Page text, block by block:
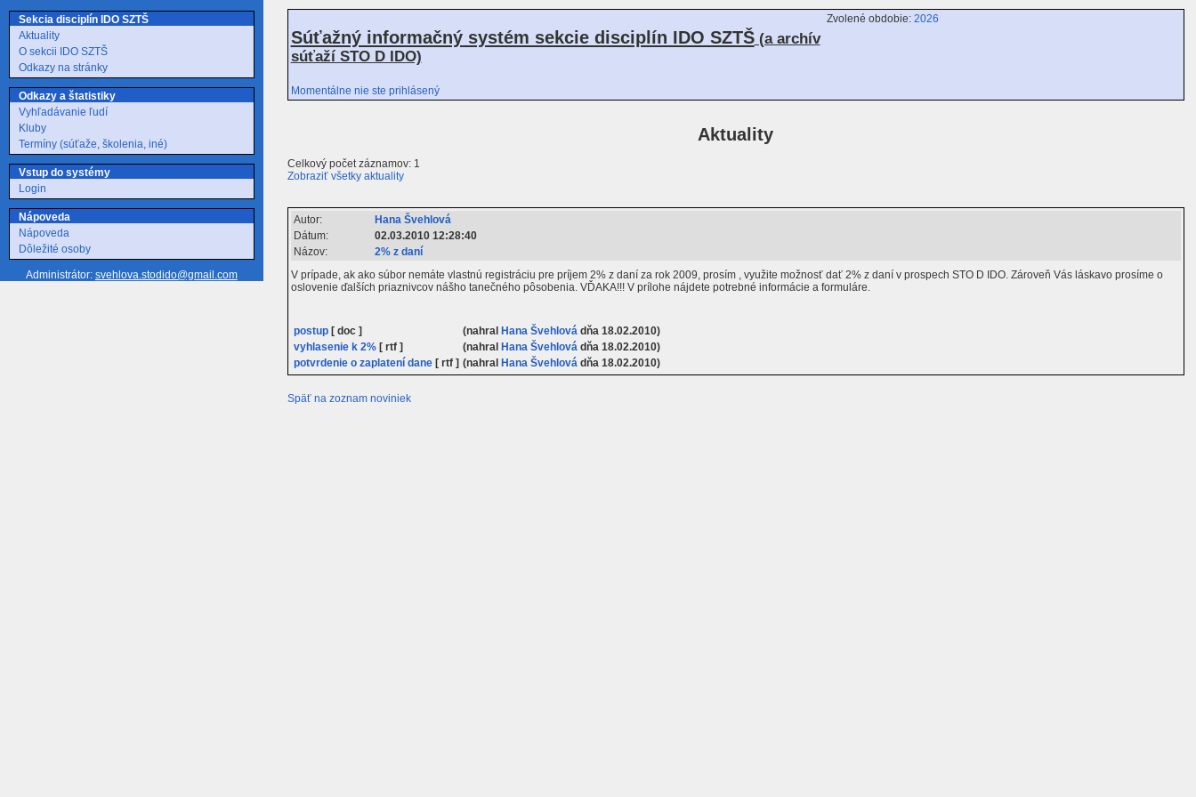
Sekcia disciplín IDO SZTŠ
Aktuality
O sekcii IDO SZTŠ
Odkazy na stránky
Odkazy a štatistiky
Vyhľadávanie ľudí
Kluby
Termíny (súťaže, školenia, iné)
Vstup do systémy
Login
Nápoveda
Nápoveda
Dôležité osoby
Administrátor: svehlova.stodido@gmail.com
Súťažný informačný systém sekcie disciplín IDO SZTŠ(a archív
súťaží STO D IDO)
Zvolené obdobie: 2026
Momentálne nie ste prihlásený
Aktuality
Celkový počet záznamov: 1
Zobraziť všetky aktuality
Autor:
Hana Švehlová
Dátum:
02.03.2010 12:28:40
Názov:
2% z daní
V prípade, ak ako súbor nemáte vlastnú registráciu pre príjem 2% z daní za rok 2009, prosím , využite možnosť dať 2% z daní v prospech STO D IDO. Zároveň Vás láskavo prosíme o
oslovenie ďalších priaznivcov nášho tanečného pôsobenia. VĎAKA!!! V prílohe nájdete potrebné informácie a formuláre.
postup[ doc ] (nahral Hana Švehlová dňa 18.02.2010)
vyhlasenie k 2%[ rtf ] (nahral Hana Švehlová dňa 18.02.2010)
potvrdenie o zaplatení dane[ rtf ] (nahral Hana Švehlová dňa 18.02.2010)
Späť na zoznam noviniek